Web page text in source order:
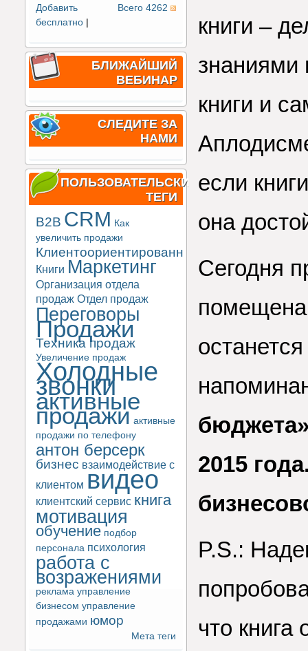
Всего 4262
Добавить
бесплатно
БЛИЖАЙШИЙ
ВЕБИНАР
СЛЕДИТЕ ЗА
НАМИ
ПОЛЬЗОВАТЕЛЬСКИЕ
ТЕГИ
B2B CRM Как
увеличить продажи
Клиентоориентированность
Книги Маркетинг
Организация отдела
продаж Отдел продаж
Переговоры
Продажи
Техника продаж
Увеличение продаж
Холодные
звонки
активные
продажи активные
продажи по телефону
антон берсерк
бизнес взаимодействие с
клиентом видео
клиентский сервис книга
мотивация
обучение подбор
персонала психология
работа с
возражениями
реклама управление
бизнесом управление
продажами юмор
Мета теги
книги –
знаниями
книги и
если
она
Сегодня
помещена
2015
P.S.:
что книга